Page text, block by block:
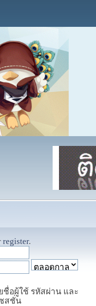
register.
ชื่อผู้ใช้ รหัสผ่าน และ
ซสชั่น